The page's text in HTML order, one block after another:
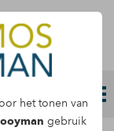
het tonen van
gebruik
melden